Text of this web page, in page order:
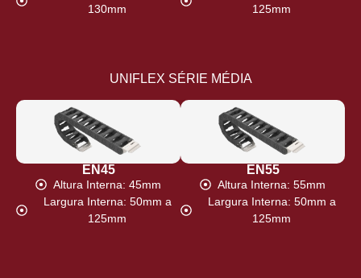
130mm
125mm
UNIFLEX SÉRIE MÉDIA
EN45
Altura Interna: 45mm
Largura Interna: 50mm a
125mm
EN55
Altura Interna: 55mm
Largura Interna: 50mm a
125mm